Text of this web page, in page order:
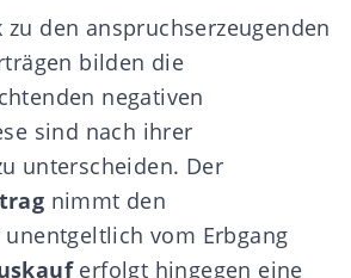
zu den anspruchserzeugenden
bilden die
negativen
sind nach ihrer
unterscheiden. Der
nimmt den
vom Erbgang
erfolgt hingegen eine